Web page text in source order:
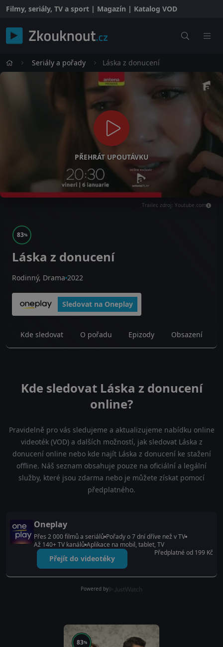
Filmy, seriály, TV a sport | Magazín | Katalog VOD
Seriály a pořady Láska z donucení
PŘEHRÁT UPOUTÁVKU
Trailer, zdroj: Youtube.com
83%
Láska z donucení
Rodinný, Drama 2022
Sledovat na Oneplay
Kde sledovat O pořadu Epizody Obsazení
Kde sledovat Láska z donucení
online?
Pravidelně pro vás sledujeme a aktualizujeme nabídku online
videoték (VOD) a dalších možností, jak sledovat Láska z
donucení online nebo kde najít Láska z donucení ke stažení
offline. Náš seznam obsahuje pouze na oficiální a legální
služby, které jsou zdarma nebo je můžete získat pomocí
předplatného.
Oneplay
Přes 2 000 filmů a seriálů Pořady o 7 dní dříve než v TV
Až 140+ TV kanálů Aplikace na mobil, tablet, TV
Přejít do videotéky
Předplatné od 199 Kč
Powered by
83%